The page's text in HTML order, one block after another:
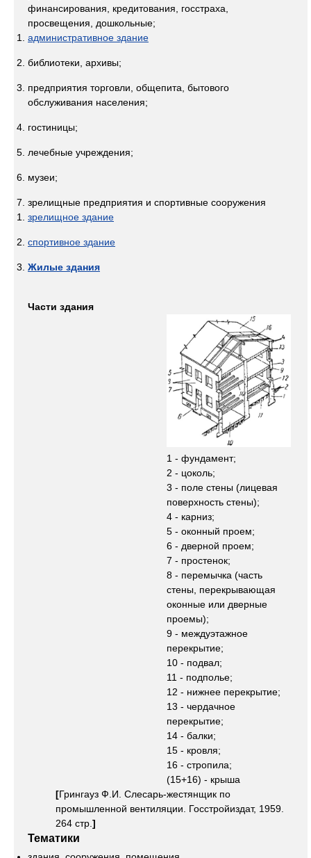
финансирования, кредитования, госстраха,
просвещения, дошкольные;
административное здание
библиотеки, архивы;
предприятия торговли, общепита, бытового
обслуживания населения;
гостиницы;
лечебные учреждения;
музеи;
зрелищные предприятия и спортивные сооружения
зрелищное здание
спортивное здание
Жилые здания
Части здания
1 - фундамент;
2 - цоколь;
3 - поле стены (лицевая
поверхность стены);
4 - карниз;
5 - оконный проем;
6 - дверной проем;
7 - простенок;
8 - перемычка (часть
стены, перекрывающая
оконные или дверные
проемы);
9 - междуэтажное
перекрытие;
10 - подвал;
11 - подполье;
12 - нижнее перекрытие;
13 - чердачное
перекрытие;
14 - балки;
15 - кровля;
16 - стропила;
(15+16) - крыша
[Грингауз Ф.И. Слесарь-жестянщик по
промышленной вентиляции. Госстройиздат, 1959.
264 стр.]
Тематики